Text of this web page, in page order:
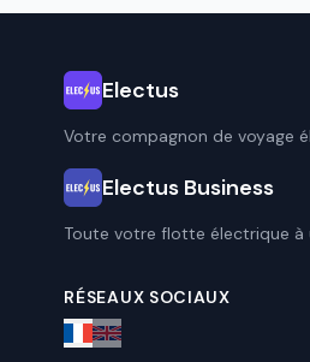
Electus
Votre compagnon de voyage
Electus Business
Toute votre flotte électrique à
RÉSEAUX SOCIAUX